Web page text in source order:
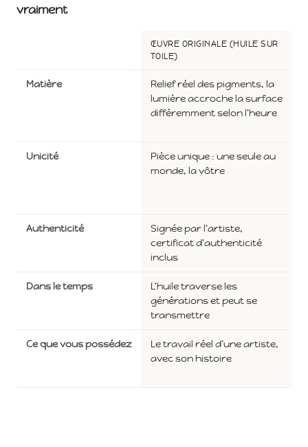
vraiment
ŒUVRE ORIGINALE (HUILE SUR
TOILE)
Matière
Relief réel des pigments, la
lumière accroche la surface
différemment selon l'heure
Unicité
Pièce unique : une seule au
monde, la vôtre
Authenticité
Signée par l'artiste,
certificat d'authenticité
inclus
Dans le temps
L'huile traverse les
générations et peut se
transmettre
Ce que vous possédez
Le travail réel d'une artiste,
avec son histoire